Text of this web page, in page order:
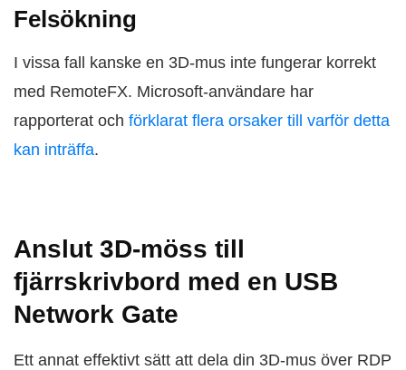
Felsökning
I vissa fall kanske en 3D-mus inte fungerar korrekt
med RemoteFX. Microsoft-användare har
rapporterat och förklarat flera orsaker till varför detta
kan inträffa.
Anslut 3D-möss till
fjärrskrivbord med en USB
Network Gate
Ett annat effektivt sätt att dela din 3D-mus över RDP